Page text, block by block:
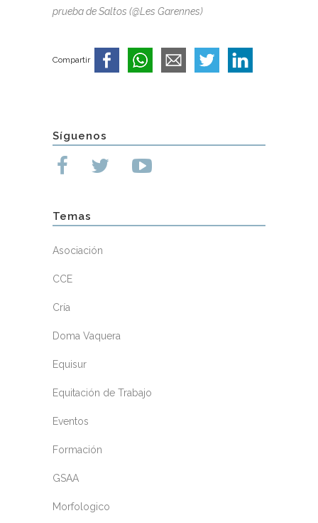
prueba de Saltos (@Les Garennes)
Compartir
Síguenos
Temas
Asociación
CCE
Cría
Doma Vaquera
Equisur
Equitación de Trabajo
Eventos
Formación
GSAA
Morfologico